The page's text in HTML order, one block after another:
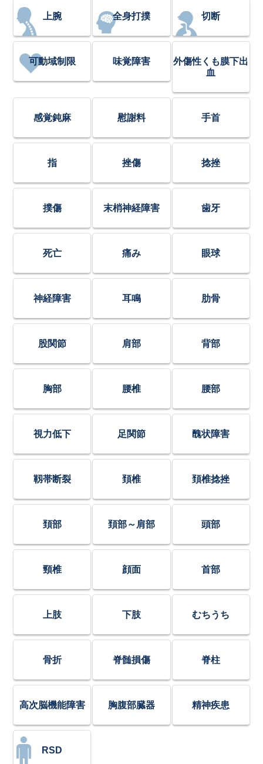
上腕 全身打撲 切断
可動域制限 味覚障害
外傷性くも膜下出
血
感覚鈍麻 慰謝料 手首
指 挫傷 捻挫
撲傷 末梢神経障害 歯牙
死亡 痛み 眼球
神経障害 耳鳴 肋骨
股関節 肩部 背部
胸部 腰椎 腰部
視力低下 足関節 醜状障害
靱帯断裂 頚椎 頚椎捻挫
頚部 頚部～肩部 頭部
頸椎 顔面 首部
上肢 下肢 むちうち
骨折 脊髄損傷 脊柱
高次脳機能障害 胸腹部臓器 精神疾患
RSD